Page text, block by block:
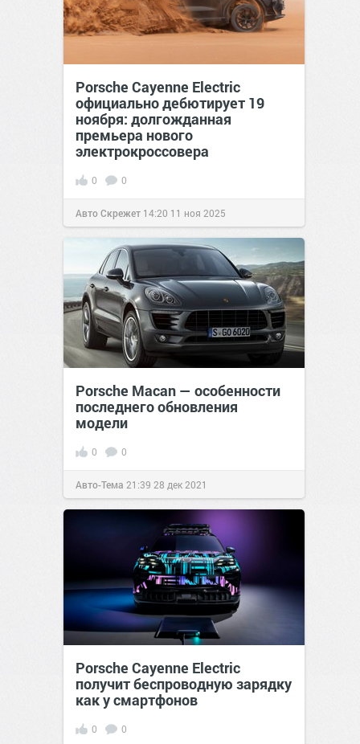
Porsche Cayenne Electric
официально дебютирует 19
ноября: долгожданная
премьера нового
электрокроссовера
0 0
Авто Скрежет 14:20 11 ноя 2025
Porsche Macan — особенности
последнего обновления
модели
0 0
Авто-Тема 21:39 28 дек 2021
Porsche Cayenne Electric
получит беспроводную зарядку
как у смартфонов
0 0